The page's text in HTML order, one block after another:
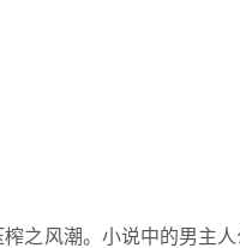
之风潮。小说中的男主